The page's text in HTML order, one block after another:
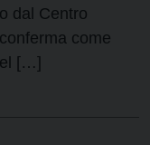
dal Centro
come
[…]